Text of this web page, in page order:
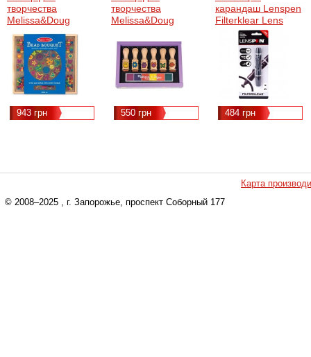
творчества
Melissa&Doug
бусинки "Летний
сад" (MD4169)
943 грн
творчества
Melissa&Doug
"Смайлики"
(MD2407)
550 грн
карандаш Lenspen
Filterklear Lens
Filter Cleaner
(NLFK-1)
484 грн
Карта
© 2008–2025 , г. Запорожье, проспект Соборный 177